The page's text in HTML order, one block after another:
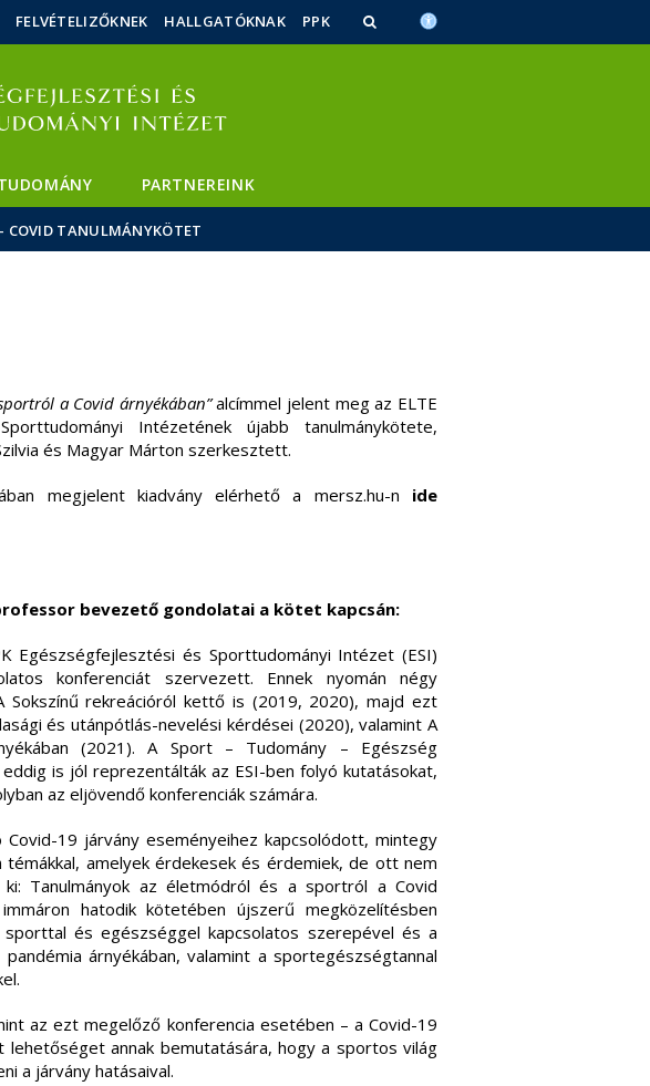
FELVÉTELIZŐKNEK HALLGATÓKNAK PPK
PARTNEREINK
COVID TANULMÁNYKÖTET
a Covid árnyékában”alcímmel jelent meg az ELTE
Intézetének újabb tanulmánykötete,
és Magyar Márton szerkesztett.
megjelent kiadvány elérhető a mersz.hu-n ide
bevezető gondolatai a kötet kapcsán:
Egészségfejlesztési és Sporttudományi Intézet (ESI)
konferenciát szervezett. Ennek nyomán négy
Sokszínű rekreációról kettő is (2019, 2020), majd ezt
és utánpótlás-nevelési kérdései (2020), valamint A
(2021). A Sport – Tudomány – Egészség
is jól reprezentálták az ESI-ben folyó kutatásokat,
az eljövendő konferenciák számára.
19 járvány eseményeihez kapcsolódott, mintegy
amelyek érdekesek és érdemiek, de ott nem
Tanulmányok az életmódról és a sportról a Covid
hatodik kötetében újszerű megközelítésben
sporttal és egészséggel kapcsolatos szerepével és a
árnyékában, valamint a sportegészségtannal
az ezt megelőző konferencia esetében – a Covid-19
annak bemutatására, hogy a sportos világ
a járvány hatásaival.